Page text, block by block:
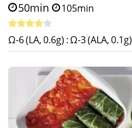
50min 105min
Ω-6 (LA, 0.6g) :Ω-3 (ALA, 0.1g)